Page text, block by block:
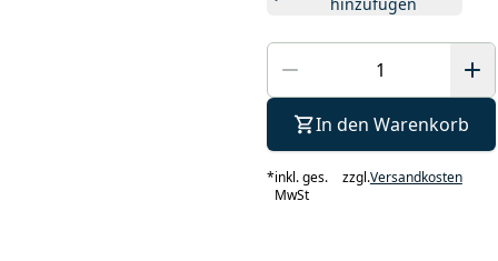
In den Warenkorb
*inkl. ges.
MwSt
zzgl.Versandkosten